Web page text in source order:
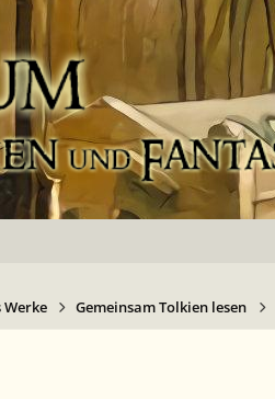
Werke Gemeinsam Tolkien lesen